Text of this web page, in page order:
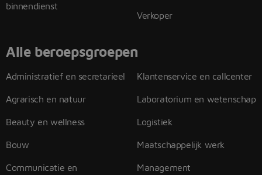
binnendienst
Verkoper
Alle beroepsgroepen
Administratief en secretarieel
Agrarisch en natuur
Beauty en wellness
Bouw
Communicatie en
Klantenservice en callcenter
Laboratorium en wetenschap
Logistiek
Maatschappelijk werk
Management